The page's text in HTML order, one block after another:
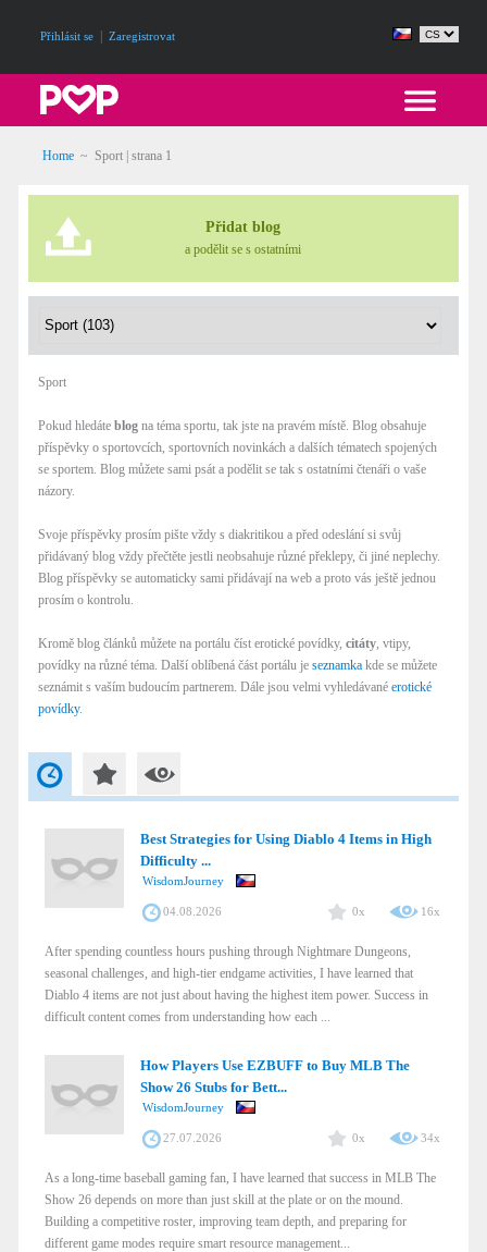
Přihlásit se Zaregistrovat
Home ~ Sport | strana 1
Přidat blog
a podělit se s ostatními
Sport
Pokud hledáte blog na téma sportu, tak jste na pravém místě. Blog obsahuje
příspěvky o sportovcích, sportovních novinkách a dalších tématech spojených
se sportem. Blog můžete sami psát a podělit se tak s ostatními čtenáři o vaše
názory.
Svoje příspěvky prosím pište vždy s diakritikou a před odeslání si svůj
přidávaný blog vždy přečtěte jestli neobsahuje různé překlepy, či jiné neplechy.
Blog příspěvky se automaticky sami přidávají na web a proto vás ještě jednou
prosím o kontrolu.
Kromě blog článků můžete na portálu číst erotické povídky, citáty , vtipy,
povídky na různé téma. Další oblíbená část portálu je seznamka kde se můžete
seznámit s vaším budoucím partnerem. Dále jsou velmi vyhledávané erotické
povídky.
Best Strategies for Using Diablo 4 Items in High
Difficulty ...
WisdomJourney
04.08.2026 0x 16x
After spending countless hours pushing through Nightmare Dungeons,
seasonal challenges, and high-tier endgame activities, I have learned that
Diablo 4 items are not just about having the highest item power. Success in
difficult content comes from understanding how each ...
How Players Use EZBUFF to Buy MLB The
Show 26 Stubs for Bett...
WisdomJourney
27.07.2026 0x 34x
As a long-time baseball gaming fan, I have learned that success in MLB The
Show 26 depends on more than just skill at the plate or on the mound.
Building a competitive roster, improving team depth, and preparing for
different game modes require smart resource management...